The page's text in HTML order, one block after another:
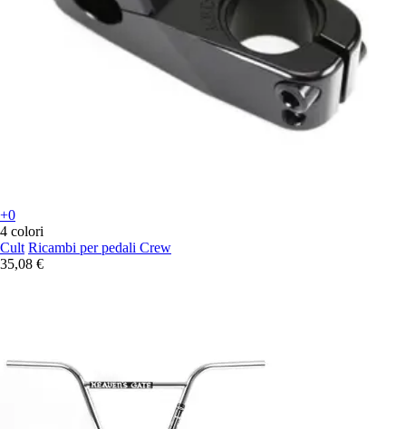
+0
4 colori
Cult Ricambi per pedali Crew
35,08 €